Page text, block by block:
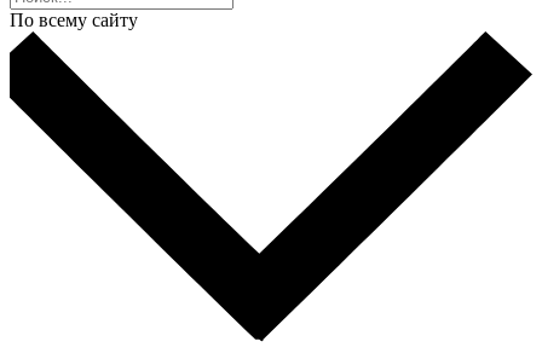
По всему сайту